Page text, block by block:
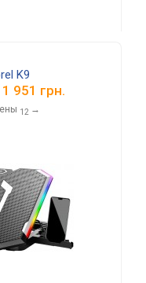
K9
1 951 грн.
12 →